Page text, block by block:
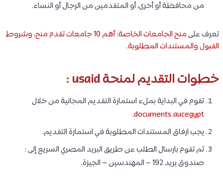
من محافظة أو أخرى، أو المتقدمين من الرجال أو النساء.
تعرف على
منح الجامعات الخاصة: أهم 10 جامعات تقدم منح، وشروط
القبول والمستندات المطلوبة.
خطوات التقديم لمنحة usaid :
تقوم في البداية بملء استمارة التقديم المجانية من خلال
documents.aucegypt
.
يجب ارفاق المستندات المطلوبة في استمارة التقديم.
ثم تقوم بارسال الطلب عن طريق البريد المصري السريع إلى :
صندوق بريد 192 – المهندسين – الجيزة.